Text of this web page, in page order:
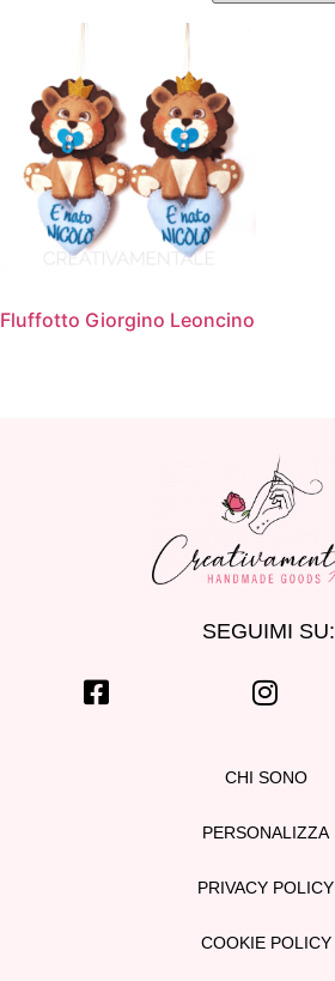
Fluffotto Giorgino Leoncino
SEGUIMI SU:
CHI SONO
PERSONALIZZA
PRIVACY POLICY
COOKIE POLICY